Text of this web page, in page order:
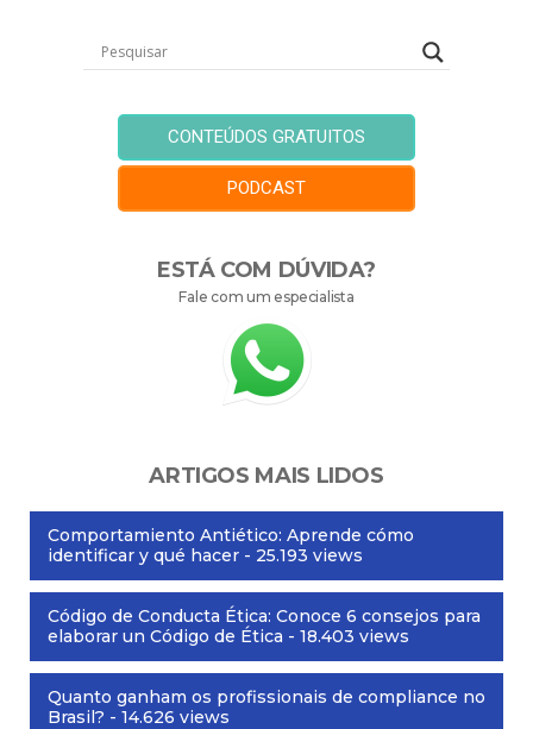
CONTEÚDOS GRATUITOS
PODCAST
ESTÁ COM DÚVIDA?
Fale com um especialista
ARTIGOS MAIS LIDOS
Comportamiento Antiético: Aprende cómo
identificar y qué hacer - 25.193 views
Código de Conducta Ética: Conoce 6 consejos para
elaborar un Código de Ética - 18.403 views
Quanto ganham os profissionais de compliance no
Brasil? - 14.626 views